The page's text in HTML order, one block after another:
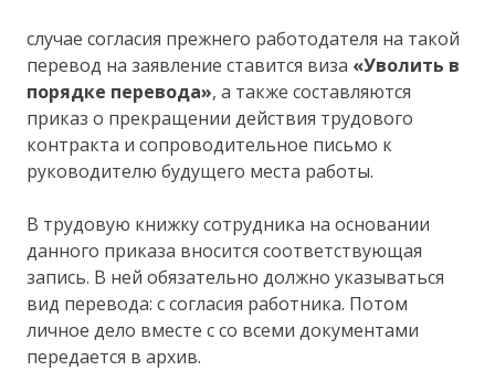
случае согласия прежнего работодателя на такой
перевод на заявление ставится виза «Уволить в
порядке перевода», а также составляются
приказ о прекращении действия трудового
контракта и сопроводительное письмо к
руководителю будущего места работы.
В трудовую книжку сотрудника на основании
данного приказа вносится соответствующая
запись. В ней обязательно должно указываться
вид перевода: с согласия работника. Потом
личное дело вместе с со всеми документами
передается в архив.